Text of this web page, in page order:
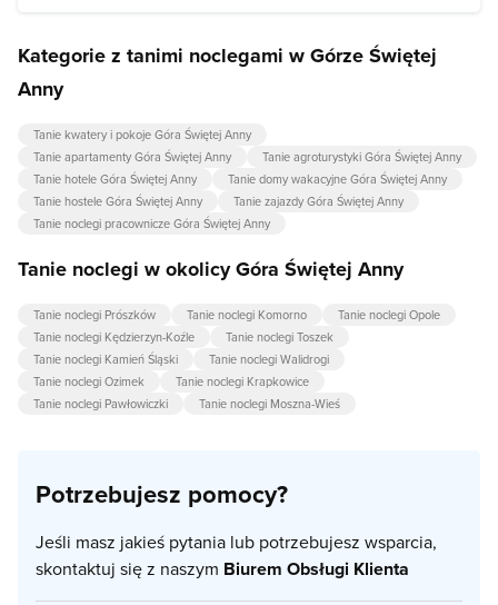
Kategorie z tanimi noclegami w Górze Świętej
Anny
Tanie kwatery i pokoje Góra Świętej Anny
Tanie apartamenty Góra Świętej Anny
Tanie agroturystyki Góra Świętej Anny
Tanie hotele Góra Świętej Anny
Tanie domy wakacyjne Góra Świętej Anny
Tanie hostele Góra Świętej Anny
Tanie zajazdy Góra Świętej Anny
Tanie noclegi pracownicze Góra Świętej Anny
Tanie noclegi w okolicy Góra Świętej Anny
Tanie noclegi Prószków Tanie noclegi Komorno
Tanie noclegi Opole
Tanie noclegi Kędzierzyn-Koźle
Tanie noclegi Toszek
Tanie noclegi Kamień Śląski
Tanie noclegi Walidrogi
Tanie noclegi Ozimek
Tanie noclegi Krapkowice
Tanie noclegi Pawłowiczki
Tanie noclegi Moszna-Wieś
Potrzebujesz pomocy?
Jeśli masz jakieś pytania lub potrzebujesz wsparcia,
skontaktuj się z naszym Biurem Obsługi Klienta